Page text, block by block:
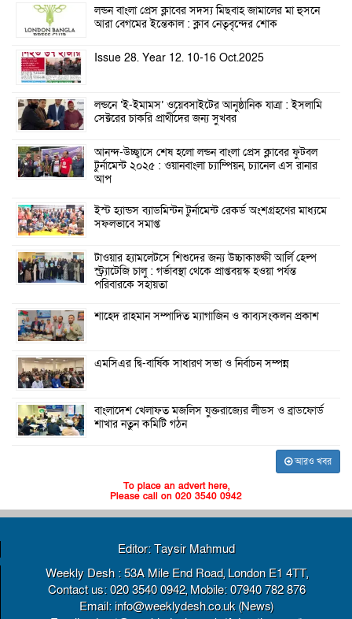
লন্ডন বাংলা প্রেস ক্লাবের সদস্য মিছবাহ জামালের মা হুসনে
আরা বেগমের ইন্তেকাল : ক্লাব নেতৃবৃন্দের শোক
Issue 28. Year 12. 10-16 Oct.2025
লন্ডনে ‘ই-ইমামস’ ওয়েবসাইটের আনুষ্ঠানিক যাত্রা : ইসলামি
সেক্টরের চাকরি প্রার্থীদের জন্য সুখবর
আনন্দ-উচ্ছ্বাসে শেষ হলো লন্ডন বাংলা প্রেস ক্লাবের ফুটবল
টুর্নামেন্ট ২০২৫ : ওয়ানবাংলা চ্যাম্পিয়ন, চ্যানেল এস রানার
আপ
ইস্ট হ্যান্ডস ব্যাডমিন্টন টুর্নামেন্ট রেকর্ড অংশগ্রহণের মাধ্যমে
সফলভাবে সমাপ্ত
টাওয়ার হ্যামলেটসে শিশুদের জন্য উচ্চাকাঙ্ক্ষী আর্লি হেল্প
স্ট্র্যাটেজি চালু : গর্ভাবস্থা থেকে প্রাপ্তবয়স্ক হওয়া পর্যন্ত
পরিবারকে সহায়তা
শাহেদ রাহমান সম্পাদিত ম্যাগাজিন ও কাব্যসংকলন প্রকাশ
এমসিএর দ্বি-বার্ষিক সাধারণ সভা ও নির্বাচন সম্পন্ন
বাংলাদেশ খেলাফত মজলিস যুক্তরাজ্যের লীডস ও ব্রাডফোর্ড
শাখার নতুন কমিটি গঠন
আরও খবর
To place an advert here,
Please call on 020 3540 0942
Editor: Taysir Mahmud
Weekly Desh : 53A Mile End Road, London E1 4TT,
Contact us: 020 3540 0942, Mobile: 07940 782 876
Email: info@weeklydesh.co.uk (News)